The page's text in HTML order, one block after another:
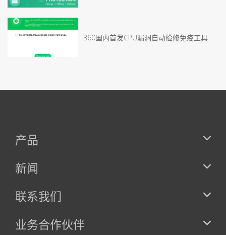
360国内首发CPU漏洞自动检修免疫工具
产品
新闻
联系我们
业务合作伙伴